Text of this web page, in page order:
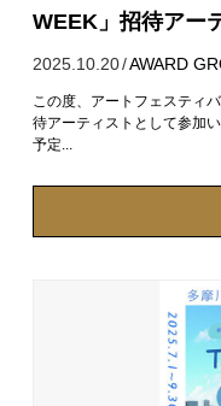
WEEK」招待アー
2025.10.20/AWARD
この度、アートフェスティ
待アーティストとして参加
予定...